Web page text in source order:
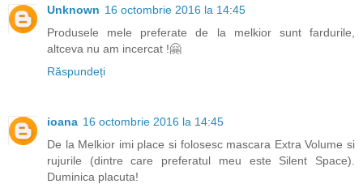
Unknown 16 octombrie 2016 la 14:45
Produsele mele preferate de la melkior sunt fardurile,
altceva nu am incercat !🤗
Răspundeți
ioana 16 octombrie 2016 la 14:45
De la Melkior imi place si folosesc mascara Extra Volume si
rujurile (dintre care preferatul meu este Silent Space).
Duminica placuta!